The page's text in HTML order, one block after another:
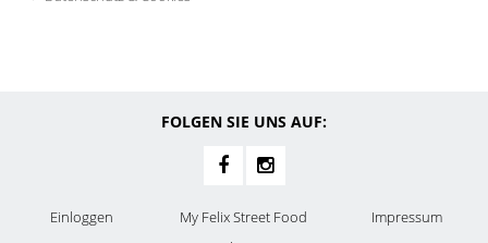
FOLGEN SIE UNS AUF:
Einloggen
My Felix Street Food
Impressum